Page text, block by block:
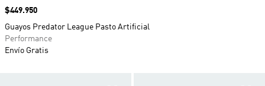
Precio
$449.950
Guayos Predator League Pasto Artificial
Performance
Envío Gratis